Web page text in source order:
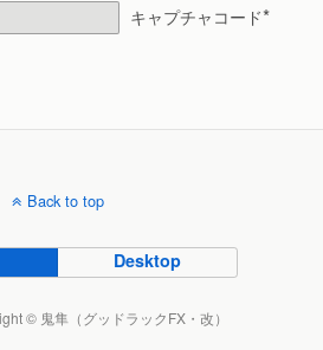
キャプチャコード*
Back to top
Desktop
© 鬼隼（グッドラックFX・改）